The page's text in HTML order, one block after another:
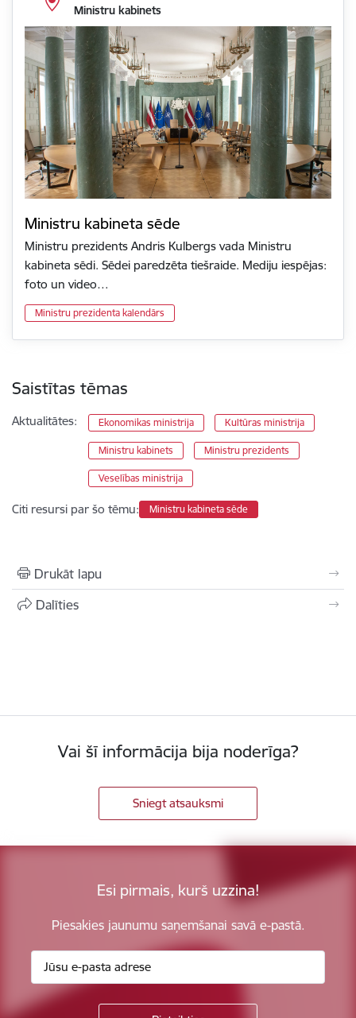
Ministru kabinets
Ministru kabineta sēde
Ministru prezidents Andris Kulbergs vada Ministru
kabineta sēdi. Sēdei paredzēta tiešraide. Mediju iespējas:
foto un video…
Ministru prezidenta kalendārs
Saistītas tēmas
Aktualitātes: Ekonomikas ministrija Kultūras ministrija
Ministru kabinets Ministru prezidents
Veselības ministrija
Citi resursi par šo tēmu: Ministru kabineta sēde
Drukāt lapu
Dalīties
Vai šī informācija bija noderīga?
Sniegt atsauksmi
Esi pirmais, kurš uzzina!
Piesakies jaunumu saņemšanai savā e-pastā.